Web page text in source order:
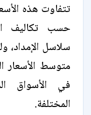
تتفاوت هذه
حسب تكاليف
سلاسل
متوسط الأسعار
في الأسواق
المختلفة.